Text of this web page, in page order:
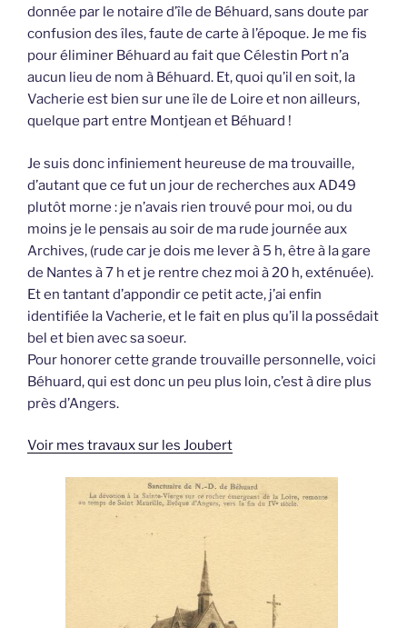
donnée par le notaire d’île de Béhuard, sans doute par
confusion des îles, faute de carte à l’époque. Je me fis
pour éliminer Béhuard au fait que Célestin Port n’a
aucun lieu de nom à Béhuard. Et, quoi qu’il en soit, la
Vacherie est bien sur une île de Loire et non ailleurs,
quelque part entre Montjean et Béhuard !
Je suis donc infiniement heureuse de ma trouvaille,
d’autant que ce fut un jour de recherches aux AD49
plutôt morne : je n’avais rien trouvé pour moi, ou du
moins je le pensais au soir de ma rude journée aux
Archives, (rude car je dois me lever à 5 h, être à la gare
de Nantes à 7 h et je rentre chez moi à 20 h, exténuée).
Et en tantant d’appondir ce petit acte, j’ai enfin
identifiée la Vacherie, et le fait en plus qu’il la possédait
bel et bien avec sa soeur.
Pour honorer cette grande trouvaille personnelle, voici
Béhuard, qui est donc un peu plus loin, c’est à dire plus
près d’Angers.
Voir mes travaux sur les Joubert